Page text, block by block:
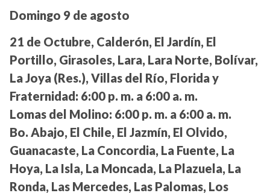
Domingo 9 de agosto
21 de Octubre, Calderón, El Jardín, El
Portillo, Girasoles, Lara, Lara Norte, Bolívar,
La Joya (Res.), Villas del Río, Florida y
Fraternidad: 6:00 p. m. a 6:00 a. m.
Lomas del Molino: 6:00 p. m. a 6:00 a. m.
Bo. Abajo, El Chile, El Jazmín, El Olvido,
Guanacaste, La Concordia, La Fuente, La
Hoya, La Isla, La Moncada, La Plazuela, La
Ronda, Las Mercedes, Las Palomas, Los